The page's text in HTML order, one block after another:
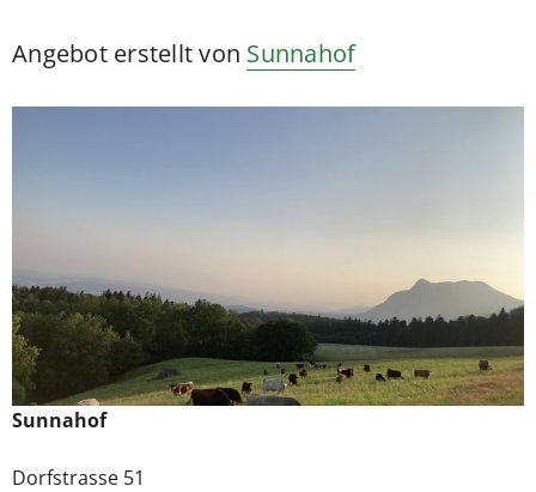
Angebot erstellt von Sunnahof
Sunnahof
Dorfstrasse 51